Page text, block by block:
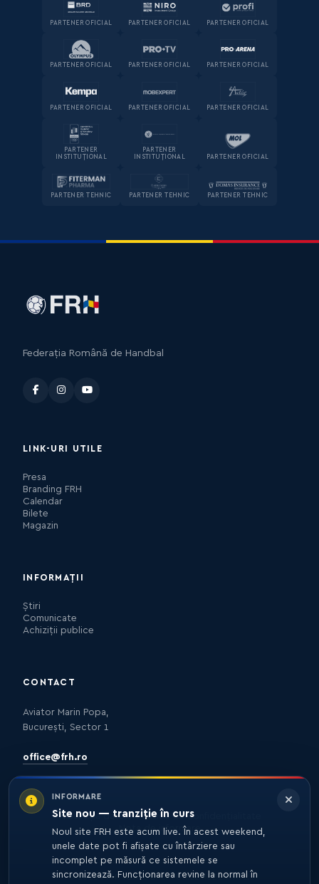
PARTENER OFICIAL PARTENER OFICIAL PARTENER OFICIAL
PARTENER OFICIAL PARTENER OFICIAL PARTENER OFICIAL
PARTENER OFICIAL PARTENER OFICIAL PARTENER OFICIAL
PARTENER
INSTITUȚIONAL
PARTENER
INSTITUȚIONAL
PARTENER OFICIAL
PARTENER TEHNIC PARTENER TEHNIC PARTENER TEHNIC
INFORMARE
Site nou — tranziție în curs
Noul site FRH este acum live. În acest weekend,
unele date pot fi afișate cu întârziere sau
incomplet pe măsură ce sistemele se
sincronizează. Funcționarea revine la normal în
Federația Română de Handbal
LINK-URI UTILE
Presa
Branding FRH
Calendar
Bilete
Magazin
INFORMAȚII
Știri
Comunicate
Achiziții publice
CONTACT
Aviator Marin Popa,
București, Sector 1
office@frh.ro
Protecția datelorPolitica de confidențialitate
Nota de informare
© 2026 FRH. TOATE DREPTURILE REZERVATE.